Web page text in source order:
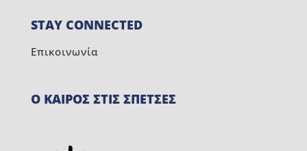
STAY CONNECTED
Επικοινωνία
Ο ΚΑΙΡΟΣ ΣΤΙΣ ΣΠΕΤΣΕΣ